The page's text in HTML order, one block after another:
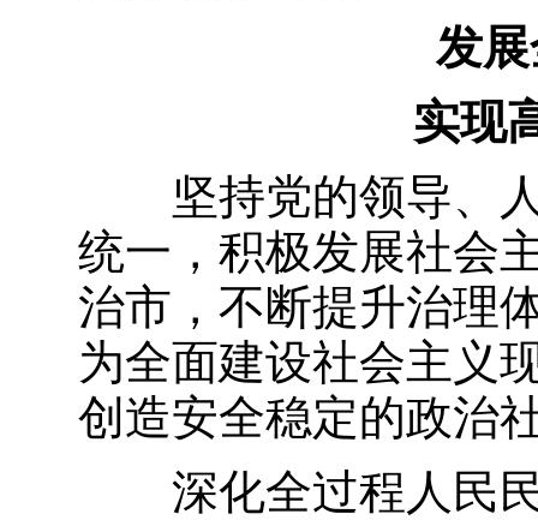
发
实现
坚持党的领导、
统一，积极发展社会
治市，不断提升治理
为全面建设社会主义
创造安全稳定的政治
深化全过程人民